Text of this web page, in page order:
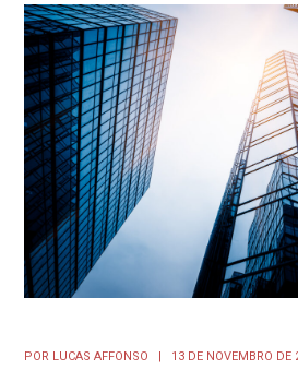
POR LUCAS AFFONSO 13 DE NOVEMBRO DE